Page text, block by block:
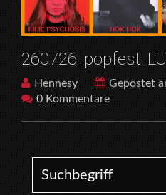
Hennesy
Gepostet
0 Kommentare
Search for: